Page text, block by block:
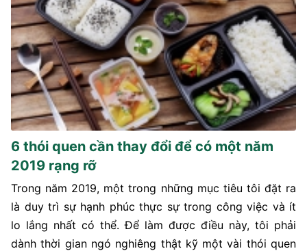
6 thói quen cần thay đổi để có một năm
2019 rạng rỡ
Trong năm 2019, một trong những mục tiêu tôi đặt ra
là duy trì sự hạnh phúc thực sự trong công việc và ít
lo lắng nhất có thể. Để làm được điều này, tôi phải
dành thời gian ngó nghiêng thật kỹ một vài thói quen